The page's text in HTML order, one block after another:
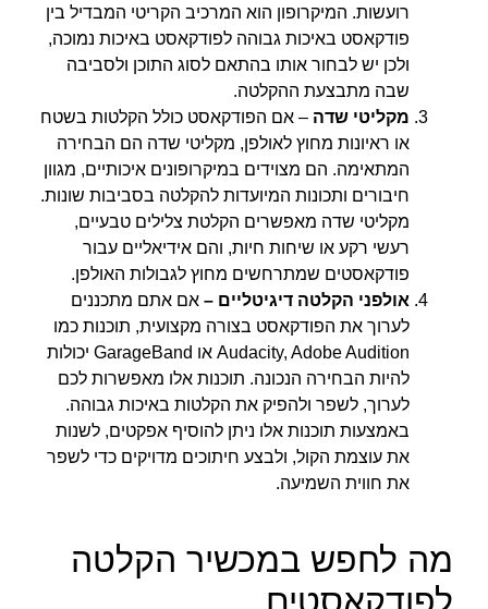
רועשות. המיקרופון הוא המרכיב הקריטי המבדיל בין
פודקאסט באיכות גבוהה לפודקאסט באיכות נמוכה,
ולכן יש לבחור אותו בהתאם לסוג התוכן ולסביבה
שבה מתבצעת ההקלטה.
מקליטי שדה – אם הפודקאסט כולל הקלטות בשטח
או ראיונות מחוץ לאולפן, מקליטי שדה הם הבחירה
המתאימה. הם מצוידים במיקרופונים איכותיים, מגוון
חיבורים ותכונות המיועדות להקלטה בסביבות שונות.
מקליטי שדה מאפשרים הקלטת צלילים טבעיים,
רעשי רקע או שיחות חיות, והם אידיאליים עבור
פודקאסטים שמתרחשים מחוץ לגבולות האולפן.
אולפני הקלטה דיגיטליים – אם אתם מתכננים
לערוך את הפודקאסט בצורה מקצועית, תוכנות כמו
Audacity, Adobe Audition או GarageBand יכולות
להיות הבחירה הנכונה. תוכנות אלו מאפשרות לכם
לערוך, לשפר ולהפיק את הקלטות באיכות גבוהה.
באמצעות תוכנות אלו ניתן להוסיף אפקטים, לשנות
את עוצמת הקול, ולבצע חיתוכים מדויקים כדי לשפר
את חווית השמיעה.
מה לחפש במכשיר הקלטה
לפודקאסטים